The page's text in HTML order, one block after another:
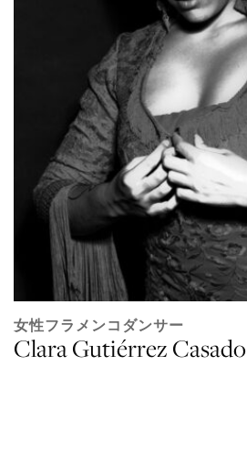
女性フラメンコダンサー
Clara Gutiérrez Casado